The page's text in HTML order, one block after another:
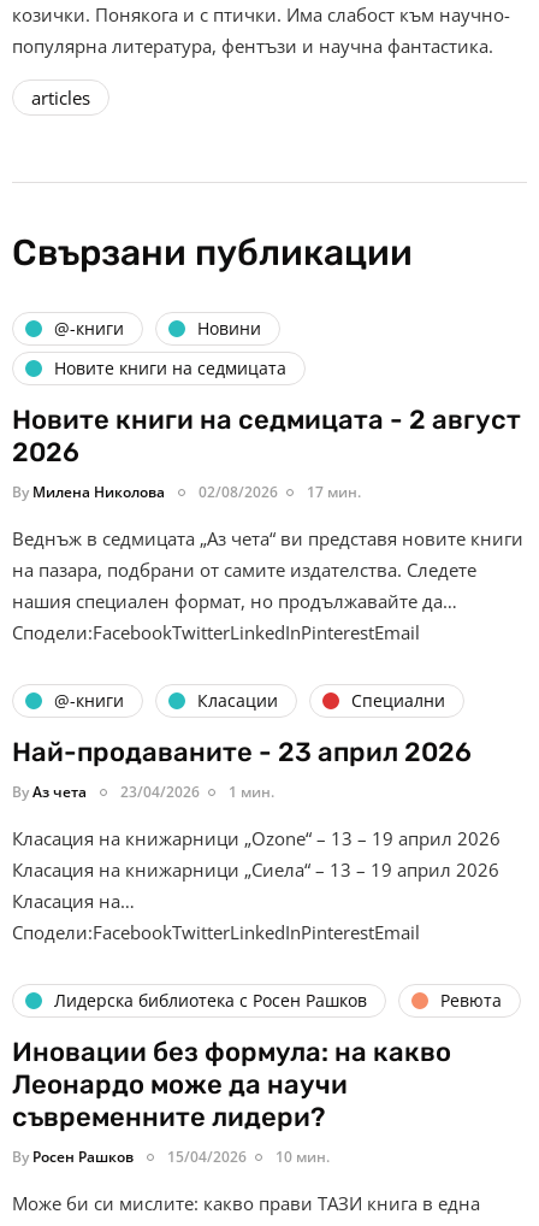
козички. Понякога и с птички. Има слабост към научно-
популярна литература, фентъзи и научна фантастика.
articles
Свързани публикации
@-книги
Новини
Новите книги на седмицата
Новите книги на седмицата - 2 август
2026
By Милена Николова 02/08/2026 17 мин.
Веднъж в седмицата „Аз чета“ ви представя новите книги
на пазара, подбрани от самите издателства. Следете
нашия специален формат, но продължавайте да…
Сподели:FacebookTwitterLinkedInPinterestEmail
@-книги Класации Специални
Най-продаваните - 23 април 2026
ByАз чета 23/04/2026 1 мин.
Класация на книжарници „Ozone“ – 13 – 19 април 2026
Класация на книжарници „Сиела“ – 13 – 19 април 2026
Класация на…
Сподели:FacebookTwitterLinkedInPinterestEmail
Лидерска библиотека с Росен Рашков Ревюта
Иновации без формула: на какво
Леонардо може да научи
съвременните лидери?
By Росен Рашков 15/04/2026 10 мин.
Може би си мислите: какво прави ТАЗИ книга в една